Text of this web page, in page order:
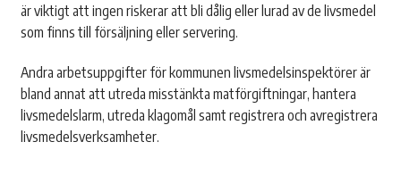
är viktigt att ingen riskerar att bli dålig eller lurad av de livsmedel
som finns till försäljning eller servering.
Andra arbetsuppgifter för kommunen livsmedelsinspektörer är
bland annat att utreda misstänkta matförgiftningar, hantera
livsmedelslarm, utreda klagomål samt registrera och avregistrera
livsmedelsverksamheter.